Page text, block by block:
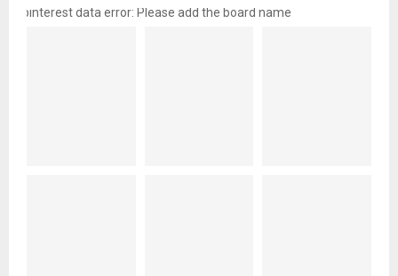
pinterest data error: Please add the board name